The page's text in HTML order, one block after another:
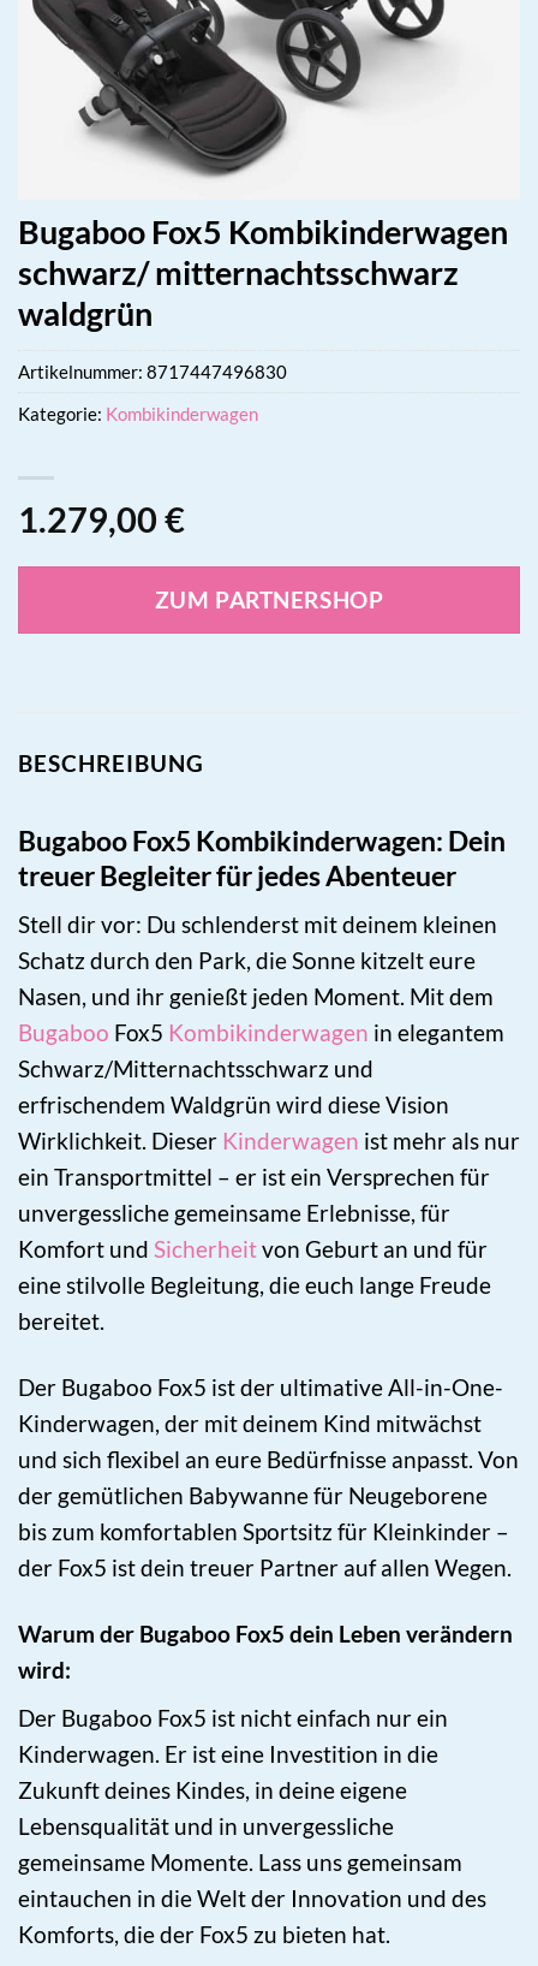
Bugaboo Fox5 Kombikinderwagen
schwarz/ mitternachtsschwarz
waldgrün
1.279,00 €
ZUM PARTNERSHOP
Artikelnummer: 8717447496830
Kategorie: Kombikinderwagen
BESCHREIBUNG
Bugaboo Fox5 Kombikinderwagen: Dein
treuer Begleiter für jedes Abenteuer
Stell dir vor: Du schlenderst mit deinem kleinen
Schatz durch den Park, die Sonne kitzelt eure
Nasen, und ihr genießt jeden Moment. Mit dem
Bugaboo Fox5 Kombikinderwagen in elegantem
Schwarz/Mitternachtsschwarz und
erfrischendem Waldgrün wird diese Vision
Wirklichkeit. Dieser Kinderwagen ist mehr als nur
ein Transportmittel – er ist ein Versprechen für
unvergessliche gemeinsame Erlebnisse, für
Komfort und Sicherheitvon Geburt an und für
eine stilvolle Begleitung, die euch lange Freude
bereitet.
Der Bugaboo Fox5 ist der ultimative All-in-One-
Kinderwagen, der mit deinem Kind mitwächst
und sich flexibel an eure Bedürfnisse anpasst. Von
der gemütlichen Babywanne für Neugeborene
bis zum komfortablen Sportsitz für Kleinkinder –
der Fox5 ist dein treuer Partner auf allen Wegen.
Warum der Bugaboo Fox5 dein Leben verändern
wird:
Der Bugaboo Fox5 ist nicht einfach nur ein
Kinderwagen. Er ist eine Investition in die
Zukunft deines Kindes, in deine eigene
Lebensqualität und in unvergessliche
gemeinsame Momente. Lass uns gemeinsam
eintauchen in die Welt der Innovation und des
Komforts, die der Fox5 zu bieten hat.